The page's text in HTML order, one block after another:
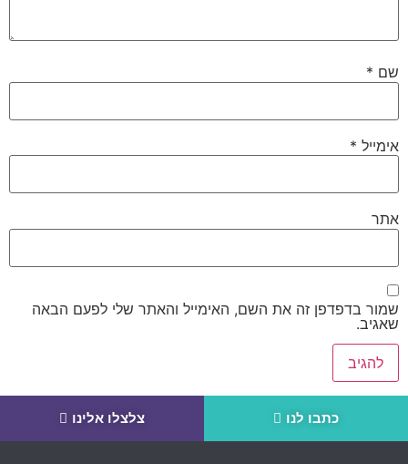
שם *
אימייל *
אתר
שמור בדפדפן זה את השם, האימייל והאתר שלי לפעם הבאה
שאגיב.
כתבו לנו צלצלו אלינו